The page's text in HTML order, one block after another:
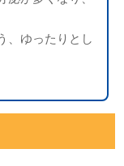
、ゆったりとし